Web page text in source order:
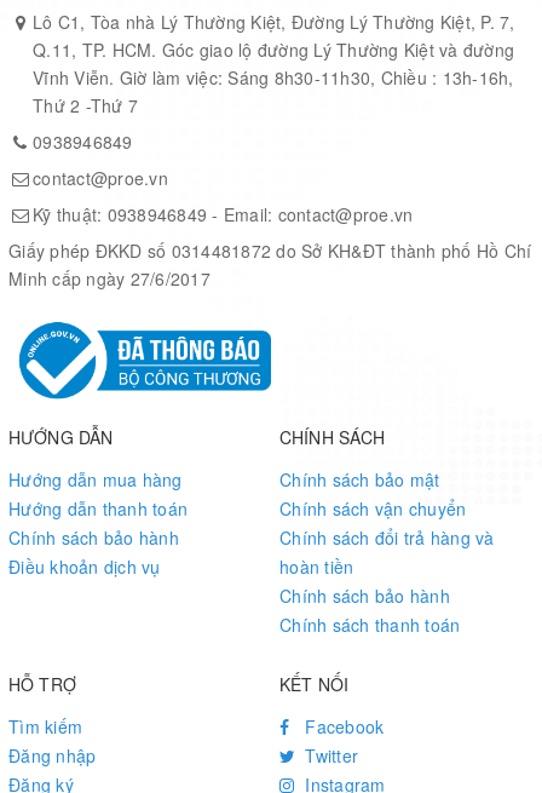
DDR4-A: 4GB DDR4 with 32-bit data bus (no ECC). Shared with
FPGA
Gigabit Ethernet PHY + RJ45
USB 3.1 Gen1 (5Gbps; use 1 transceiver) with USB Type-C
UART to USB Port
LED x1, Button x1, Cold Reset Button
One 3.3V 2x6 GPIO Header. Including One I2C Bus
Software Support
FPGA Example Code
Linux BSP
Block Diagram
Connection to FMC Daughter Card
Connect to XTS-FMC Daughter Card:
Lô C1, Tòa nhà Lý Thường Kiệt, Đường Lý Thường Kiệt, P. 7,
Q.11, TP. HCM. Góc giao lộ đường Lý Thường Kiệt và đường
Vĩnh Viễn. Giờ làm việc: Sáng 8h30-11h30, Chiều : 13h-16h,
Thứ 2 -Thứ 7
0938946849
contact@proe.vn
Kỹ thuật: 0938946849 - Email: contact@proe.vn
Giấy phép ĐKKD số 0314481872 do Sở KH&ĐT thành phố Hồ Chí
Minh cấp ngày 27/6/2017
HƯỚNG DẪN
Hướng dẫn mua hàng
Hướng dẫn thanh toán
Chính sách bảo hành
Điều khoản dịch vụ
CHÍNH SÁCH
Chính sách bảo mật
Chính sách vận chuyển
Chính sách đổi trả hàng và
hoàn tiền
Chính sách bảo hành
Chính sách thanh toán
HỖ TRỢ
Tìm kiếm
Đăng nhập
Đăng ký
KẾT NỐI
Facebook
Twitter
Instagram